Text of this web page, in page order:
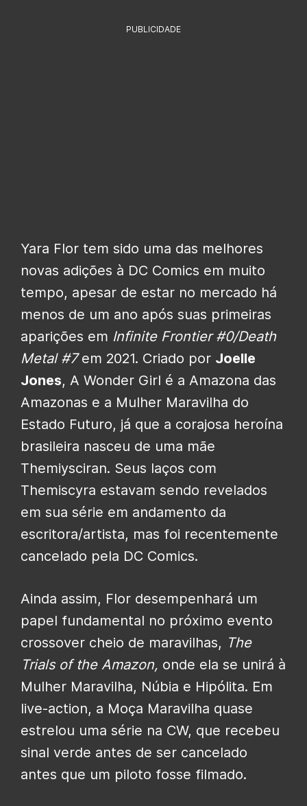
PUBLICIDADE
Yara Flor tem sido uma das melhores
novas adições à DC Comics em muito
tempo, apesar de estar no mercado há
menos de um ano após suas primeiras
aparições em Infinite Frontier #0/Death
Metal #7em 2021. Criado por Joelle
Jones, A Wonder Girl é a Amazona das
Amazonas e a Mulher Maravilha do
Estado Futuro, já que a corajosa heroína
brasileira nasceu de uma mãe
Themiysciran. Seus laços com
Themiscyra estavam sendo revelados
em sua série em andamento da
escritora/artista, mas foi recentemente
cancelado pela DC Comics.
Ainda assim, Flor desempenhará um
papel fundamental no próximo evento
crossover cheio de maravilhas, The
Trials of the Amazon, onde ela se unirá à
Mulher Maravilha, Núbia e Hipólita. Em
live-action, a Moça Maravilha quase
estrelou uma série na CW, que recebeu
sinal verde antes de ser cancelado
antes que um piloto fosse filmado.